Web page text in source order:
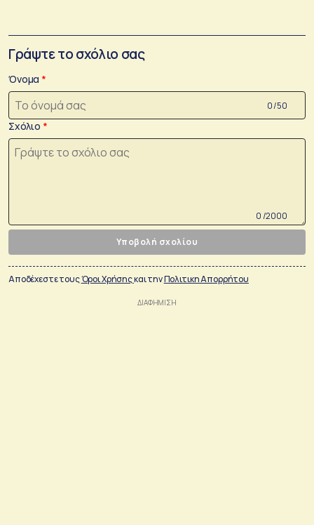
Γράψτε το σχόλιο σας
Όνομα
0 /50
Σχόλιο
0 /2000
Υποβολή σχολίου
Αποδέχεστε τουςΌροι Χρήσηςκαι τηνΠολιτικη Απορρήτου